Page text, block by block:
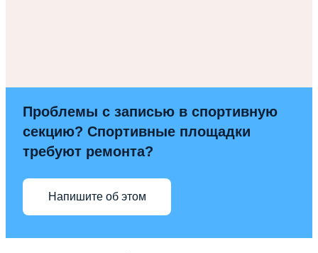
Проблемы с записью в спортивную
секцию? Спортивные площадки
требуют ремонта?
Напишите об этом